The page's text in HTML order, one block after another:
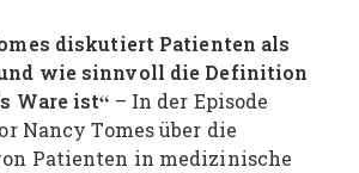
diskutiert Patienten als
wie sinnvoll die Definition
Ware ist“ – In der Episode
Nancy Tomes über die
Patienten in medizinische